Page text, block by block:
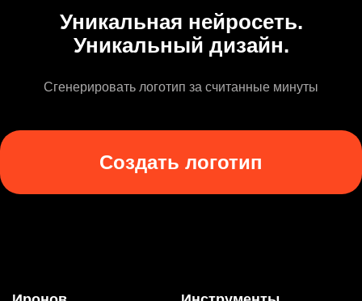
Уникальная нейросеть.
Уникальный дизайн.
Сгенерировать логотип за считанные минуты
Создать логотип